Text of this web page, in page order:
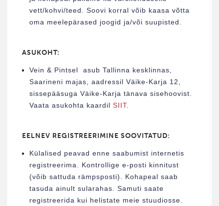
vett/kohvi/teed. Soovi korral võib kaasa võtta
oma meelepärased joogid ja/või suupisted.
ASUKOHT:
Vein & Pintsel asub Tallinna kesklinnas,
Saarineni majas, aadressil Väike-Karja 12,
sissepääsuga Väike-Karja tänava sisehoovist.
Vaata asukohta kaardil SIIT.
EELNEV REGISTREERIMINE SOOVITATUD:
Külalised peavad enne saabumist internetis
registreerima. Kontrollige e-posti kinnitust
(võib sattuda rämpsposti). Kohapeal saab
tasuda ainult sularahas. Samuti saate
registreerida kui helistate meie stuudiosse.